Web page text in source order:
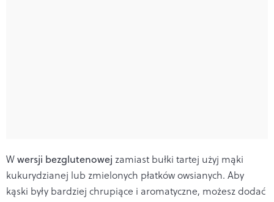
Wwersji bezglutenowej zamiast bułki tartej użyj mąki
kukurydzianej lub zmielonych płatków owsianych. Aby
kąski były bardziej chrupiące i aromatyczne, możesz dodać